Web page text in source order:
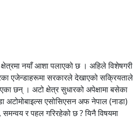
नयाँ आशा पलाएको छ । अहिले विशेषगरी
एजेन्डाहरूमा सरकारले देखाएको सक्रियताले
छन् । अटो क्षेत्र सुधारको अपेक्षामा बसेका
अटोमोबाइल्स एसोसिएसन अफ नेपाल (नाडा)
र पहल गरिरहेको छ ? यिनै विषयमा